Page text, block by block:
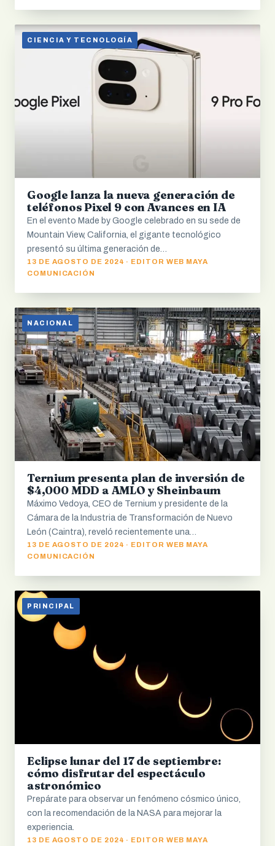
CIENCIA Y TECNOLOGÍA
Google lanza la nueva generación de
teléfonos Pixel 9 con Avances en IA
En el evento Made by Google celebrado en su sede de
Mountain View, California, el gigante tecnológico
presentó su última generación de…
13 DE AGOSTO DE 2024 · EDITOR WEB MAYA
COMUNICACIÓN
NACIONAL
Ternium presenta plan de inversión de
$4,000 MDD a AMLO y Sheinbaum
Máximo Vedoya, CEO de Ternium y presidente de la
Cámara de la Industria de Transformación de Nuevo
León (Caintra), reveló recientemente una…
13 DE AGOSTO DE 2024 · EDITOR WEB MAYA
COMUNICACIÓN
PRINCIPAL
Eclipse lunar del 17 de septiembre:
cómo disfrutar del espectáculo
astronómico
Prepárate para observar un fenómeno cósmico único,
con la recomendación de la NASA para mejorar la
experiencia.
13 DE AGOSTO DE 2024 · EDITOR WEB MAYA